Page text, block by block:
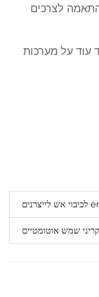
לצרכים
עוד על מערכות
שמש אוטומטיים